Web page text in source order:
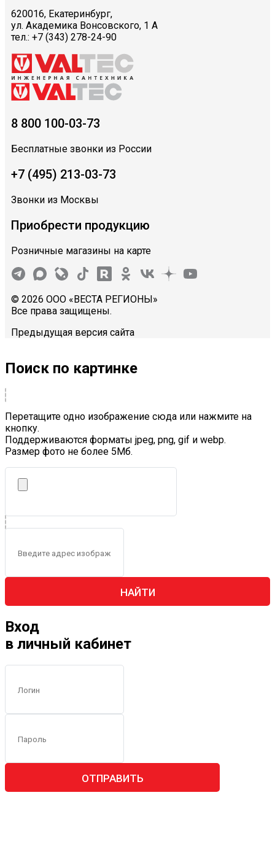
620016, Екатеринбург,
ул. Академика Вонсовского, 1 А
тел.: +7 (343) 278-24-90
8 800 100-03-73
Бесплатные звонки из России
+7 (495) 213-03-73
Звонки из Москвы
Приобрести продукцию
Розничные магазины на карте
© 2026 ООО «ВЕСТА РЕГИОНЫ»
Все права защищены.
Предыдущая версия сайта
Поиск по картинке
Перетащите одно изображение сюда или нажмите на
кнопку.
Поддерживаются форматы jpeg, png, gif и webp.
Размер фото не более 5Mб.
НАЙТИ
Вход
в личный кабинет
ОТПРАВИТЬ